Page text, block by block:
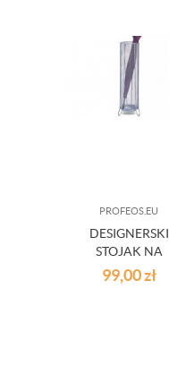
PROFEOS.EU
DESIGNERSKI
STOJAK NA
PARASOLE
PARASOLNIK
99,00zł